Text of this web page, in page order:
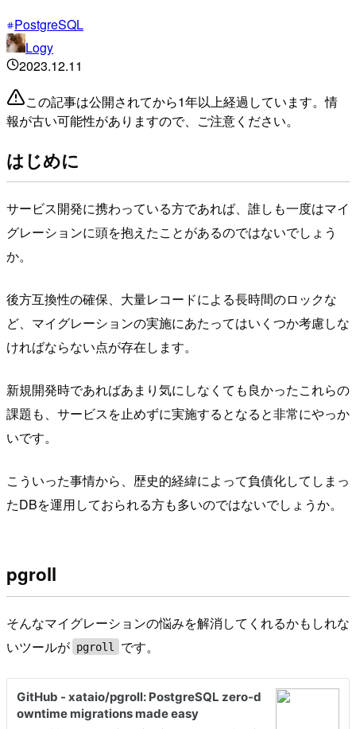
PostgreSQL
Logy
2023.12.11
この記事は公開されてから1年以上経過しています。情
報が古い可能性がありますので、ご注意ください。
はじめに
サービス開発に携わっている方であれば、誰しも一度はマイ
グレーションに頭を抱えたことがあるのではないでしょう
か。
後方互換性の確保、大量レコードによる長時間のロックな
ど、マイグレーションの実施にあたってはいくつか考慮しな
ければならない点が存在します。
新規開発時であればあまり気にしなくても良かったこれらの
課題も、サービスを止めずに実施するとなると非常にやっか
いです。
こういった事情から、歴史的経緯によって負債化してしまっ
たDBを運用しておられる方も多いのではないでしょうか。
pgroll
そんなマイグレーションの悩みを解消してくれるかもしれな
いツールが pgroll です。